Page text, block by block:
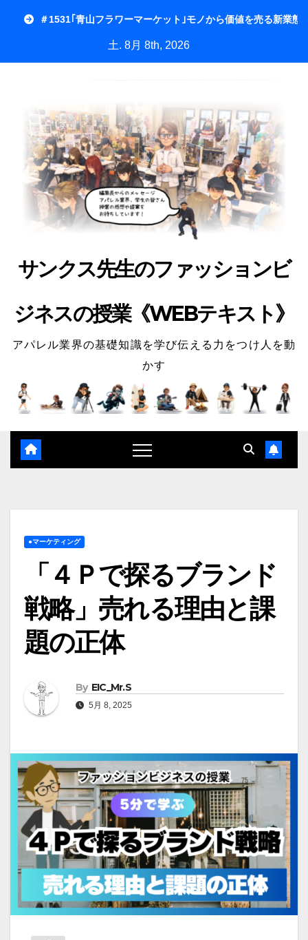
＃1531｢青山フラワーマーケット｣モノから価値を売る新業態
土. 8月 8th, 2026
サンクス先生のファッションビ
ジネスの授業《WEBテキスト》
アパレル業界の基礎知識を学び伝える力をつけ人を動
かす
●マーケティング
「４Ｐで探るブランド
戦略」売れる理由と課
題の正体
By EIC_Mr.S
5月 8, 2025